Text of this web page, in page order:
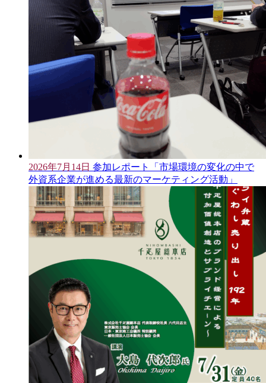
2026年7月14日 参加レポート「市場環境の変化の中で
外資系企業が進める最新のマーケティング活動」